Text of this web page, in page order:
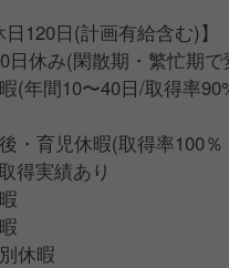
日120日(計画有給含む)】
日休み(閑散期・繁忙期で
(年間10〜40日/取得率
・育児休暇(取得率100％
得実績あり
休暇